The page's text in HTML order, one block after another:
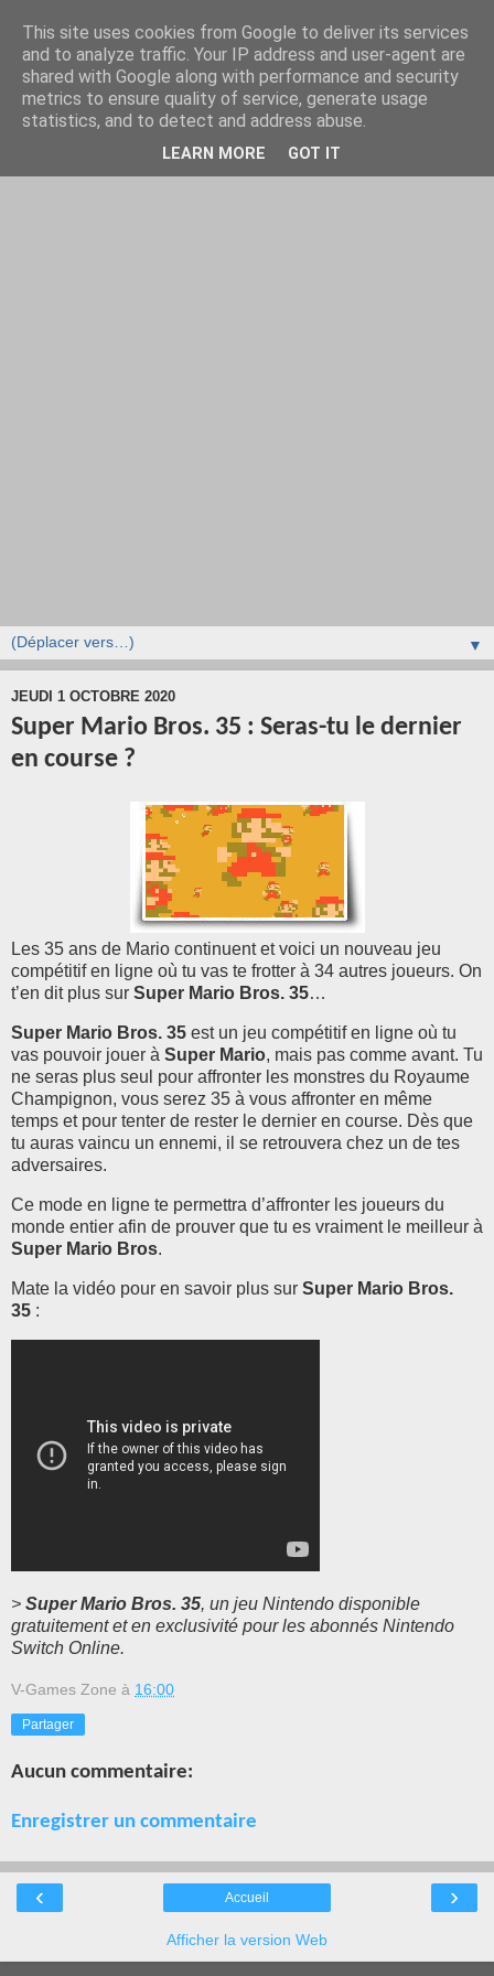
▼
JEUDI 1 OCTOBRE 2020
Super Mario Bros. 35 : Seras-tu le dernier
en course ?
Les 35 ans de Mario continuent et voici un nouveau jeu
compétitif en ligne où tu vas te frotter à 34 autres joueurs. On
t’en dit plus sur Super Mario Bros. 35…
Super Mario Bros. 35 est un jeu compétitif en ligne où tu
vas pouvoir jouer à Super Mario, mais pas comme avant. Tu
ne seras plus seul pour affronter les monstres du Royaume
Champignon, vous serez 35 à vous affronter en même
temps et pour tenter de rester le dernier en course. Dès que
tu auras vaincu un ennemi, il se retrouvera chez un de tes
adversaires.
Ce mode en ligne te permettra d’affronter les joueurs du
monde entier afin de prouver que tu es vraiment le meilleur à
Super Mario Bros.
Mate la vidéo pour en savoir plus sur Super Mario Bros.
35 :
> Super Mario Bros. 35, un jeu Nintendo disponible
gratuitement et en exclusivité pour les abonnés Nintendo
Switch Online.
V-Games Zone à 16:00
Partager
Aucun commentaire:
Enregistrer un commentaire
‹ ›
Accueil
Afficher la version Web
This site uses cookies from Google to deliver its services
and to analyze traffic. Your IP address and user-agent are
shared with Google along with performance and security
metrics to ensure quality of service, generate usage
statistics, and to detect and address abuse.
LEARN MORE GOT IT